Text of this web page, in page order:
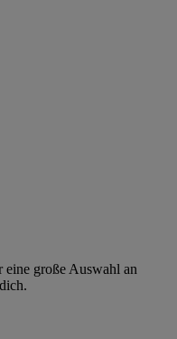
eine große Auswahl an